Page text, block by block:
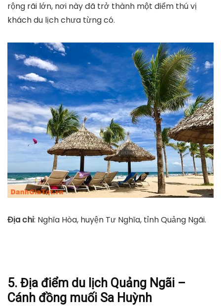
rộng rãi lớn, nơi này đã trở thành một điểm thú vị
khách du lịch chưa từng có.
Địa chỉ: Nghĩa Hòa, huyện Tư Nghĩa, tỉnh Quảng Ngãi.
5. Địa điểm du lịch Quảng Ngãi –
Cánh đồng muối Sa Huỳnh